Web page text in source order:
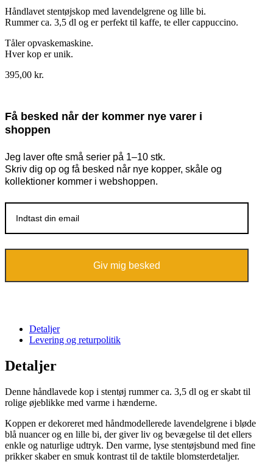
Håndlavet stentøjskop med lavendelgrene og lille bi.
Rummer ca. 3,5 dl og er perfekt til kaffe, te eller cappuccino.
Tåler opvaskemaskine.
Hver kop er unik.
395,00 kr.
Få besked når der kommer nye varer i
shoppen
Jeg laver ofte små serier på 1–10 stk.
Skriv dig op og få besked når nye kopper, skåle og
kollektioner kommer i webshoppen.
Giv mig besked
Detaljer
Levering og returpolitik
Detaljer
Denne håndlavede kop i stentøj rummer ca. 3,5 dl og er skabt til
rolige øjeblikke med varme i hænderne.
Koppen er dekoreret med håndmodellerede lavendelgrene i bløde
blå nuancer og en lille bi, der giver liv og bevægelse til det ellers
enkle og naturlige udtryk. Den varme, lyse stentøjsbund med fine
prikker skaber en smuk kontrast til de taktile blomsterdetaljer.